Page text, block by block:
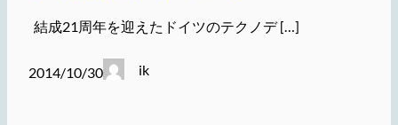
結成21周年を迎えたドイツのテクノデ […]
2014/10/30 ik